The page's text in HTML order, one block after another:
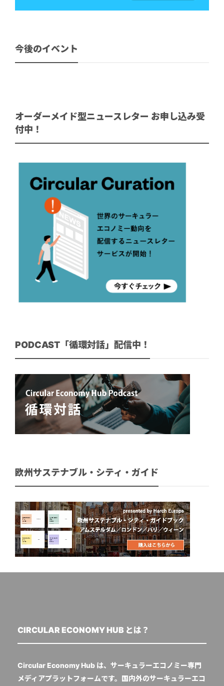
今後のイベント
オーダーメイド型ニュースレター お申し込み受
付中！
PODCAST「循環対話」配信中！
欧州サステナブル・シティ・ガイド
CIRCULAR ECONOMY HUB とは？
Circular Economy Hub は、サーキュラーエコノミー専門
メディアプラットフォームです。国内外のサーキュラーエコ